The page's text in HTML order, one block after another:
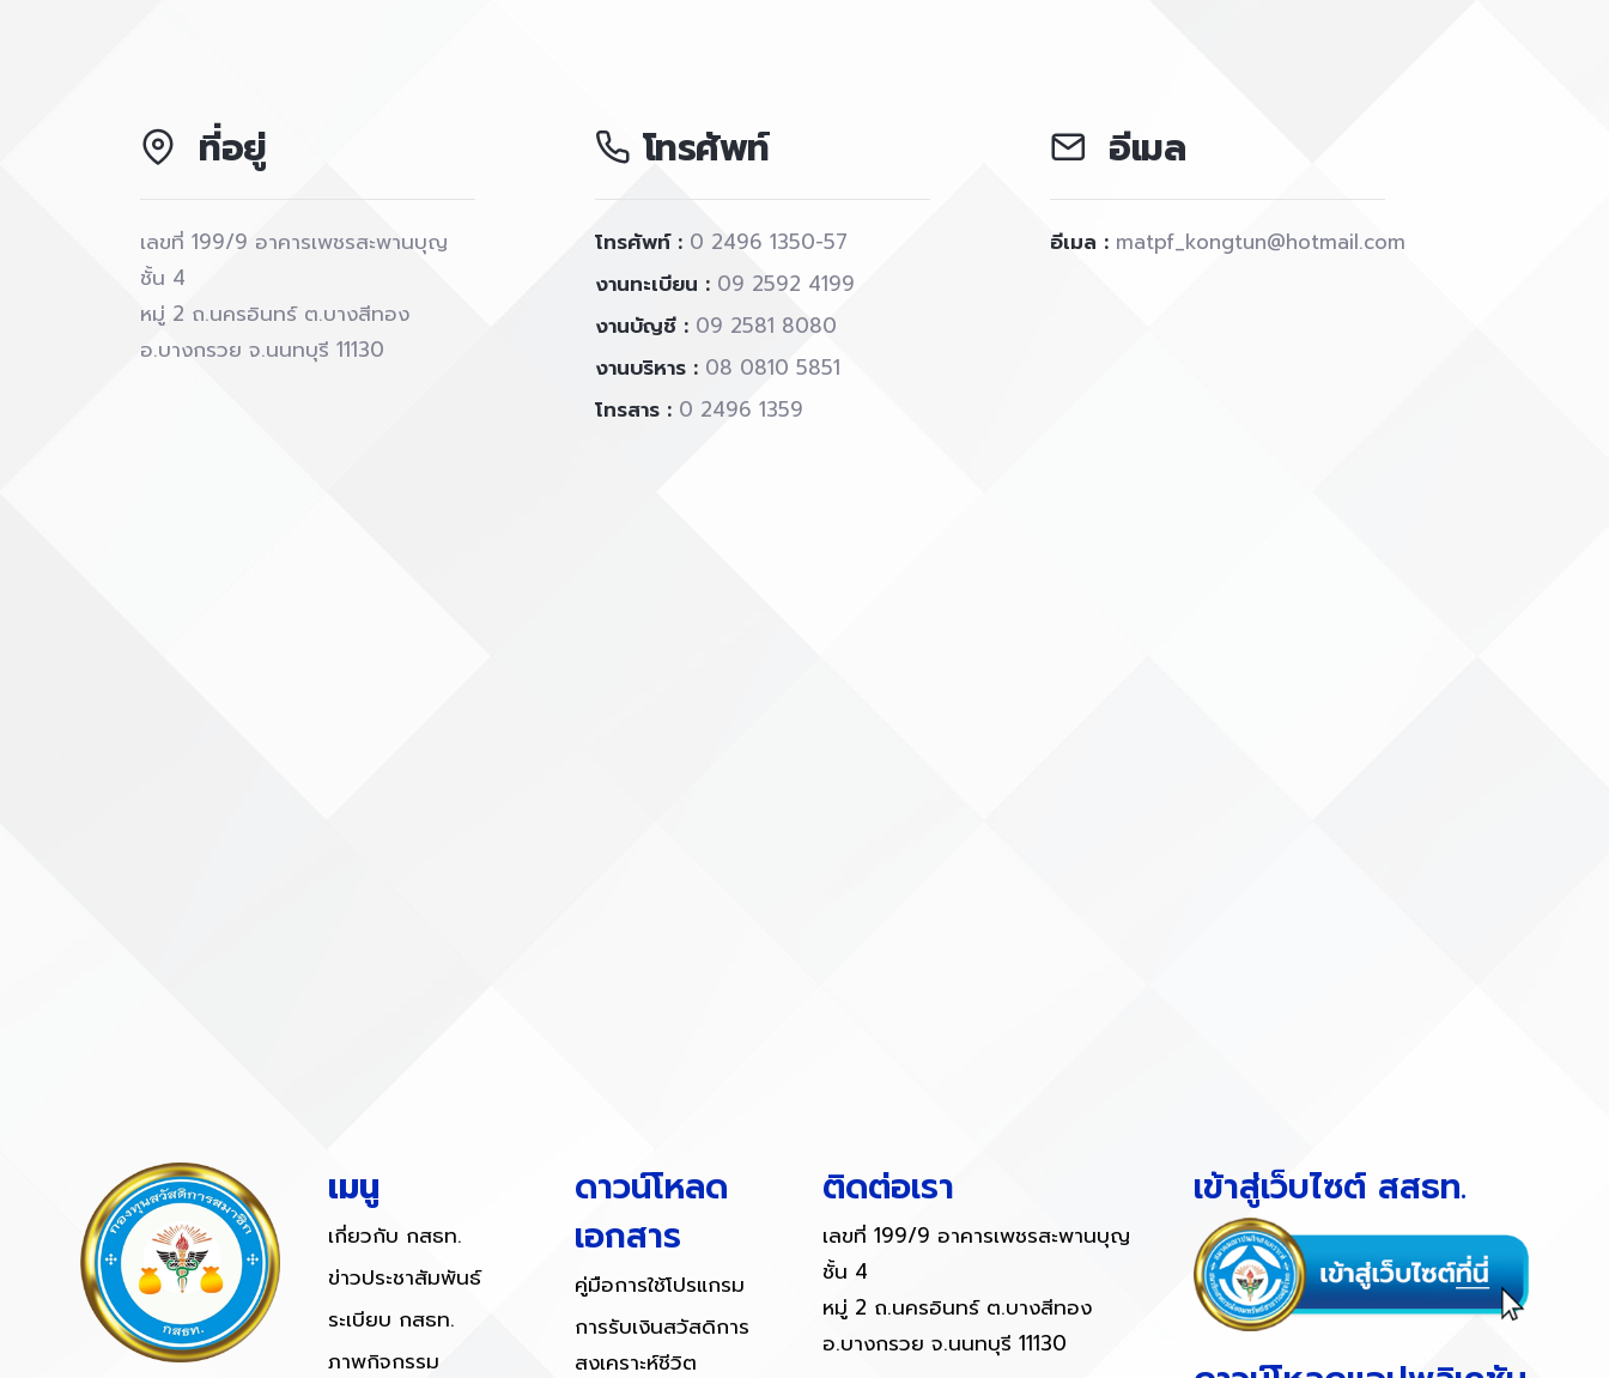
ที่อยู่
เลขที่ 199/9 อาคารเพชรสะพานบุญ
ชั้น 4
หมู่ 2 ถ.นครอินทร์ ต.บางสีทอง
อ.บางกรวย จ.นนทบุรี 11130
โทรศัพท์
โทรศัพท์ : 0 2496 1350-57
งานทะเบียน : 09 2592 4199
งานบัญชี : 09 2581 8080
งานบริหาร : 08 0810 5851
โทรสาร : 0 2496 1359
อีเมล
อีเมล : matpf_kongtun@hotmail.com
เมนู
เกี่ยวกับ กสธท.
ข่าวประชาสัมพันธ์
ระเบียบ กสธท.
ภาพกิจกรรม
ดาวน์โหลด
เอกสาร
คู่มือการใช้โปรแกรม
การรับเงินสวัสดิการ
สงเคราะห์ชีวิต
ติดต่อเรา
เลขที่ 199/9 อาคารเพชรสะพานบุญ
ชั้น 4
หมู่ 2 ถ.นครอินทร์ ต.บางสีทอง
อ.บางกรวย จ.นนทบุรี 11130
เข้าสู่เว็บไซต์ สสธท.